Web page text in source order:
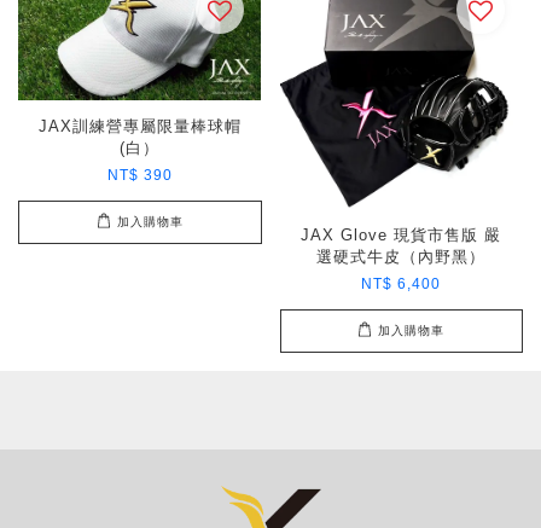
JAX訓練營專屬限量棒球帽
(白）
NT$ 390
加入購物車
JAX Glove 現貨市售版 嚴
選硬式牛皮（內野黑）
NT$ 6,400
加入購物車